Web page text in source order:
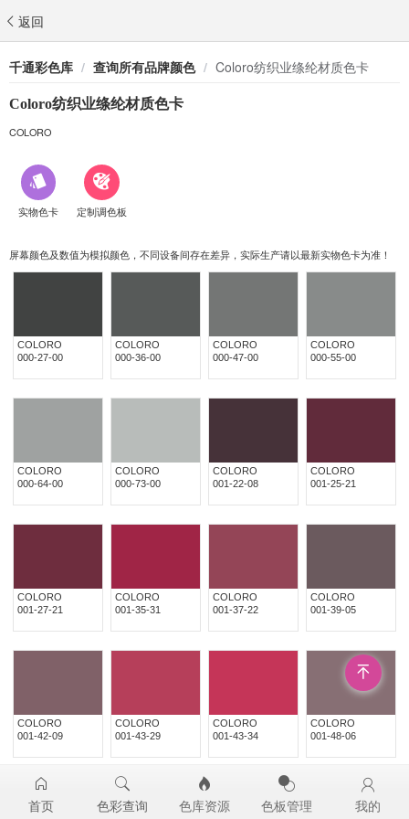
返回
千通彩色库 / 查询所有品牌颜色 / Coloro纺织业绦纶材质色卡
Coloro纺织业绦纶材质色卡
COLORO
实物色卡 定制调色板
屏幕颜色及数值为模拟颜色，不同设备间存在差异，实际生产请以最新实物色卡为准！
COLORO
000-27-00
COLORO
000-36-00
COLORO
000-47-00
COLORO
000-55-00
COLORO
000-64-00
COLORO
000-73-00
COLORO
001-22-08
COLORO
001-25-21
COLORO
001-27-21
COLORO
001-35-31
COLORO
001-37-22
COLORO
001-39-05
COLORO
001-42-09
COLORO
001-43-29
COLORO
001-43-34
COLORO
001-48-06
首页 色彩查询 色库资源 色板管理 我的